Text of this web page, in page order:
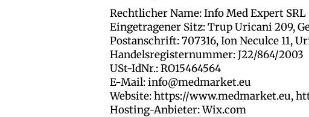
Rechtlicher Name: Info Med Expert SRL
Eingetragener Sitz: Trup Uricani 209,
Postanschrift: 707316, Ion Neculce 11,
Handelsregisternummer: J22/864/2003
USt-IdNr.: RO15464564
E-Mail:info@medmarket.eu
Website:https://www.medmarket.eu,
Hosting-Anbieter: Wix.com